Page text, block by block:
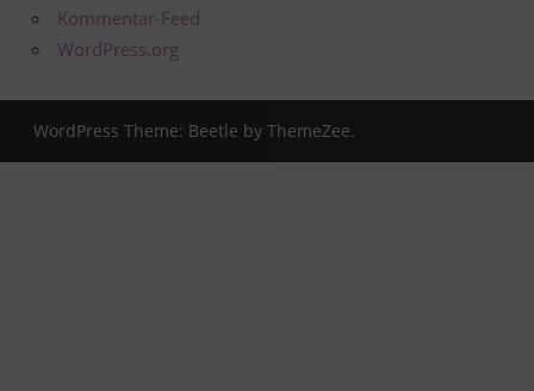
Kommentar-Feed
WordPress.org
WordPress Theme: Beetle by ThemeZee.